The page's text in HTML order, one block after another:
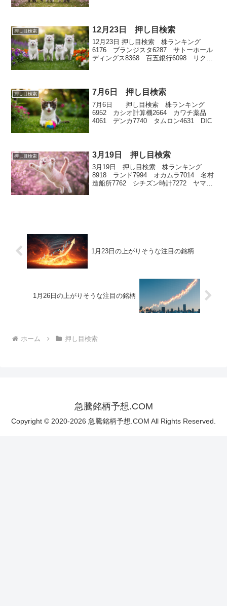
押し目検索 12月23日 押し目検索
12月23日 押し目検索 株ランキング
6176 ブランジスタ6287 サトーホール
ディングス8368 百五銀行6098 リクル
押し目検索 7月6日 押し目検索
7月6日 押し目検索 株ランキング
6952 カシオ計算機2664 カワチ薬品
4061 デンカ7740 タムロン4631 DIC
押し目検索 3月19日 押し目検索
3月19日 押し目検索 株ランキング
8918 ランド7994 オカムラ7014 名村
造船所7762 シチズン時計7272 ヤマハ
1月23日の上がりそうな注目の銘柄
1月26日の上がりそうな注目の銘柄
ホーム 押し目検索
急騰銘柄予想.COM
Copyright © 2020-2026 急騰銘柄予想.COM All Rights Reserved.